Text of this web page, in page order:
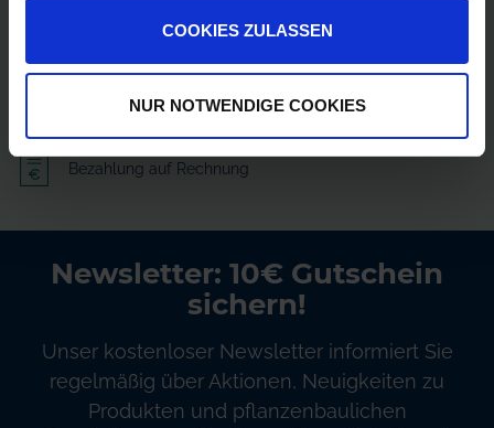
COOKIES ZULASSEN
NUR NOTWENDIGE COOKIES
Versandkostenfrei ab 250€
Erstklassiger Kundenservice
Bezahlung auf Rechnung
Newsletter: 10€ Gutschein
sichern!
Unser kostenloser Newsletter informiert Sie
regelmäßig über Aktionen, Neuigkeiten zu
Produkten und pflanzenbaulichen